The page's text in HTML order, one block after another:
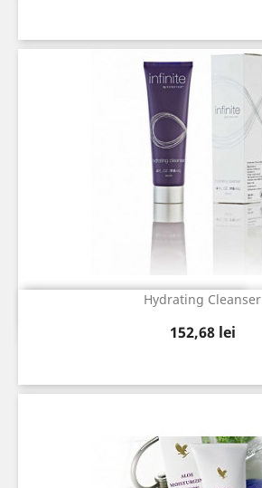
Hydrating Cleanser
Pret
152,68 lei
Vizualizare rapida